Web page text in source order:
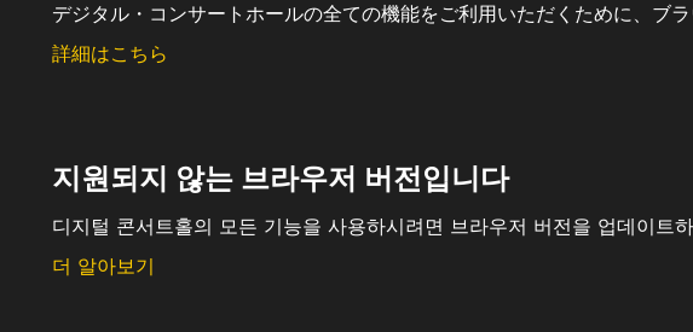
デジタル・コンサートホールの全ての機能をご利用いただくために、ブ
詳細はこちら
지원되지 않는 브라우저 버전입니다
디지털 콘서트홀의 모든 기능을 사용하시려면 브라우저 버전을 업데이트
더 알아보기